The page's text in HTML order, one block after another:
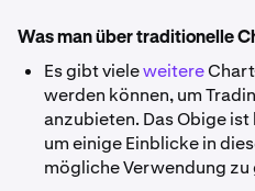
Was man über traditionelle
Es gibt vieleweitere
werden können, um
anzubieten. Das Obige
um einige Einblicke in
mögliche Verwendung zu